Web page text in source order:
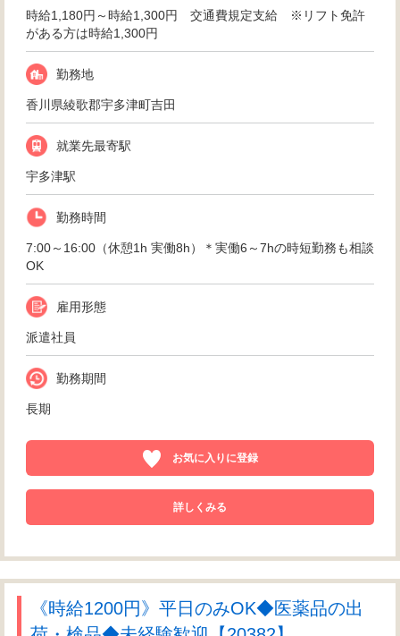
時給1,180円～時給1,300円 交通費規定支給 ※リフト免許
がある方は時給1,300円
勤務地
香川県綾歌郡宇多津町吉田
就業先最寄駅
宇多津駅
勤務時間
7:00～16:00（休憩1h 実働8h）＊実働6～7hの時短勤務も相談
OK
雇用形態
派遣社員
勤務期間
長期
お気に入りに登録
詳しくみる
《時給1200円》平日のみOK◆医薬品の出